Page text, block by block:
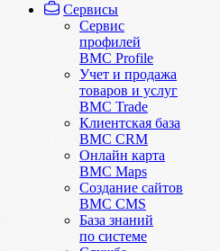
Сервисы
Сервис
профилей
BMC Profile
Учет и продажа
товаров и услуг
BMC Trade
Клиентская база
BMC CRM
Онлайн карта
BMC Maps
Создание сайтов
BMC CMS
База знаний
по системе